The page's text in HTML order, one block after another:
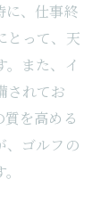
に、仕事終
とって、天
また、イ
されてお
を高める
、ゴルフの